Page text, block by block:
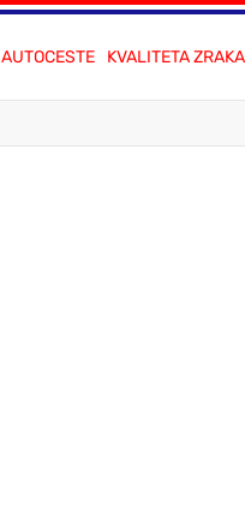
AUTOCESTE KVALITETA ZRAKA